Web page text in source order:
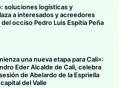
soluciones logísticas y
a interesados y acreedores
occiso Pedro Luis Espitia Peña
una nueva etapa para Cali»:
Eder Alcalde de Cali, celebra
de Abelardo de la Espriella
del Valle